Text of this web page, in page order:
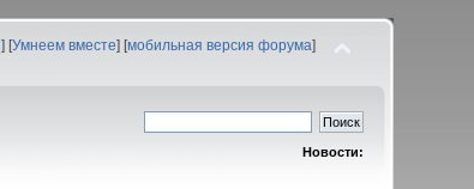
] [Умнеем вместе] [мобильная версия форума]
Новости: